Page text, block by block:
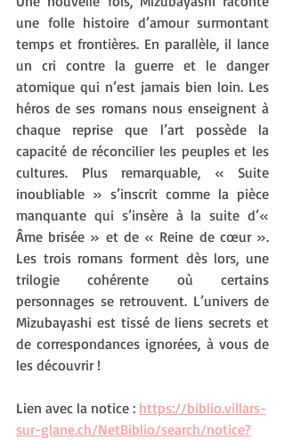
une folle histoire d’amour surmontant
temps et frontières. En parallèle, il lance
un cri contre la guerre et le danger
atomique qui n’est jamais bien loin. Les
héros de ses romans nous enseignent à
chaque reprise que l’art possède la
capacité de réconcilier les peuples et les
cultures. Plus remarquable, « Suite
inoubliable » s’inscrit comme la pièce
manquante qui s’insère à la suite d’«
Âme brisée » et de « Reine de cœur ».
Les trois romans forment dès lors, une
trilogie cohérente où certains
personnages se retrouvent. L’univers de
Mizubayashi est tissé de liens secrets et
de correspondances ignorées, à vous de
les découvrir !
Lien avec la notice : https://biblio.villars-
sur-glane.ch/NetBiblio/search/notice?